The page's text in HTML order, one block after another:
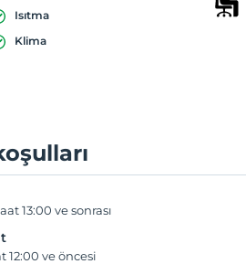
Isıtma
Klima
13:00 ve sonrası
12:00 ve öncesi